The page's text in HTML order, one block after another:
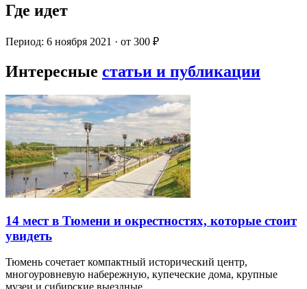
Где идет
Период: 6 ноября 2021 · от 300 ₽
Интересные статьи и публикации
14 мест в Тюмени и окрестностях, которые стоит
увидеть
Тюмень сочетает компактный исторический центр,
многоуровневую набережную, купеческие дома, крупные